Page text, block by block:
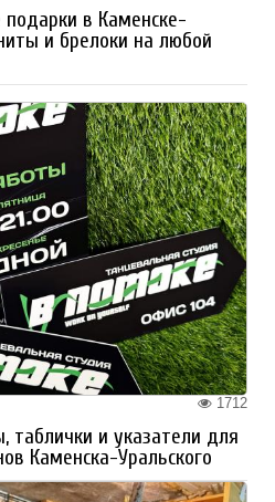
в Каменске-
и брелоки на любой
1712
и указатели для
Каменска-Уральского